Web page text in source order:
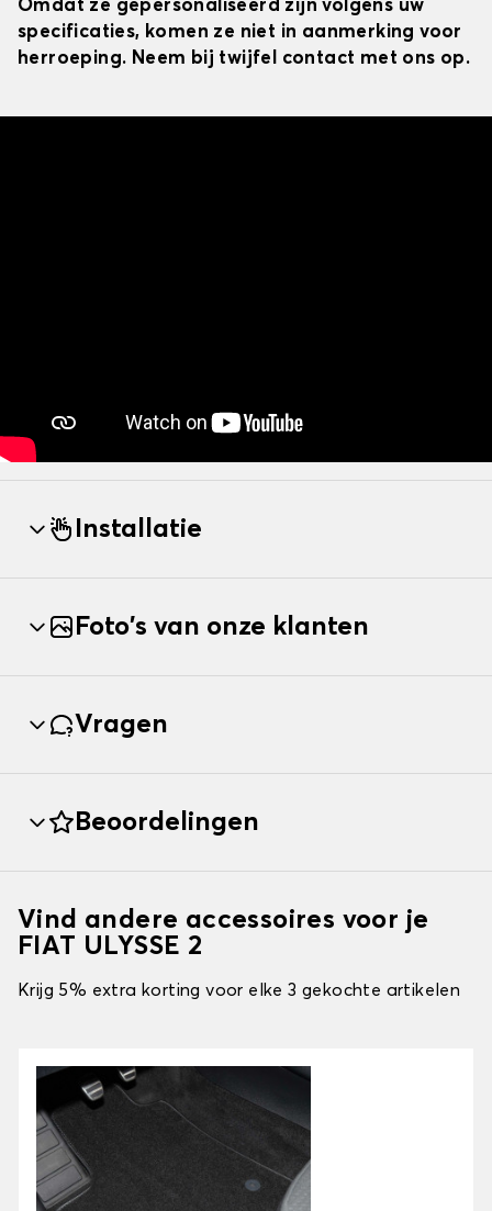
Omdat ze gepersonaliseerd zijn volgens uw
specificaties, komen ze niet in aanmerking voor
herroeping. Neem bij twijfel contact met ons op.
Installatie
Foto's van onze klanten
Vragen
Beoordelingen
Vind andere accessoires voor je
FIAT ULYSSE 2
Krijg 5% extra korting voor elke 3 gekochte artikelen